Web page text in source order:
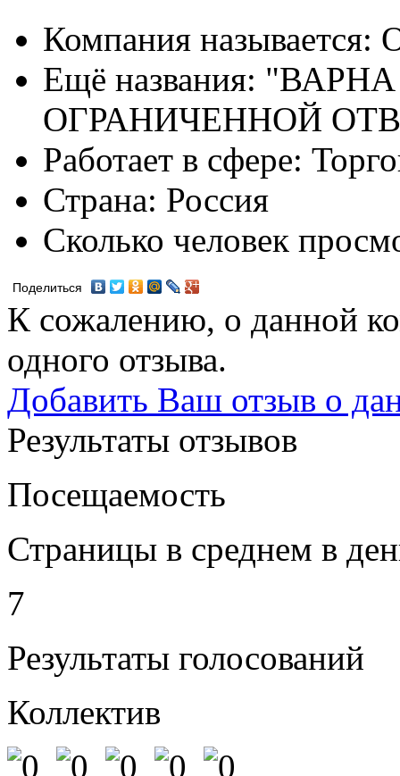
Компания называется:
Ещё названия:
ОГРАНИЧЕННОЙ
Работает в сфере:
Страна: Россия
Сколько человек
Поделиться
К сожалению, о данной
одного отзыва.
Добавить Ваш отзыв о
Результаты отзывов
Посещаемость
Страницы в среднем в
7
Результаты голосований
Коллектив